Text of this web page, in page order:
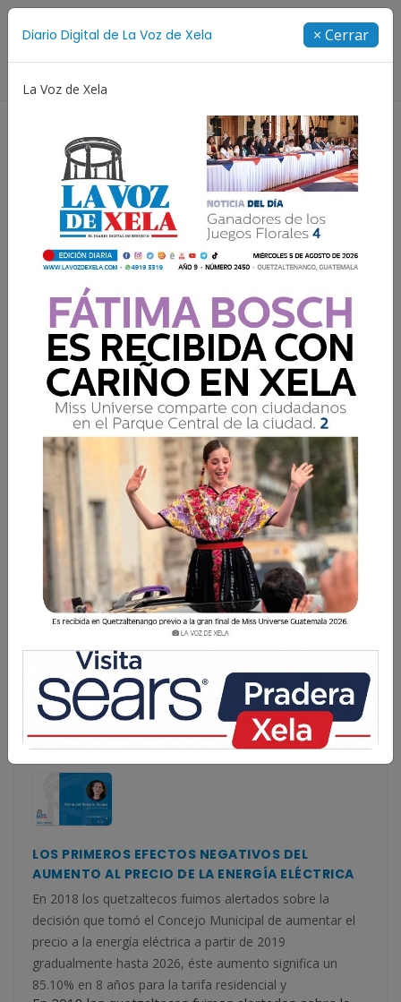
Diario Digital de La Voz de Xela × Cerrar
La Voz de Xela
Proceso Judicial
Resultados para:Diaco
PORQUE NADIE SABE CUÁNDO ES LA ÚLTIMA
DESPEDIDA
PUNTUAL Hoy que fui a dejar a Mike al colegio íbamos
platicando de la inseguridad en Xela, derivada de las
extorsiones, y lo lamentable de los casos, como el de
Bernabé Pérez López, de 24 años, piloto de la ruta El
Trigal, asesinado ayer. Tú
PUNTUAL Hoy que fui a dejar a Mike al colegio íbamos
platicando de la inseguridad en Xela, derivada de las
extorsiones, y lo lamentable de los casos, como el de
Bernabé Pérez López, de 24 años, piloto de la ruta El
Trigal, asesinado ayer. Tú...
LOS PRIMEROS EFECTOS NEGATIVOS DEL
AUMENTO AL PRECIO DE LA ENERGÍA ELÉCTRICA
En 2018 los quetzaltecos fuimos alertados sobre la
decisión que tomó el Concejo Municipal de aumentar el
precio a la energía eléctrica a partir de 2019
gradualmente hasta 2026, éste aumento significa un
85.10% en 8 años para la tarifa residencial y